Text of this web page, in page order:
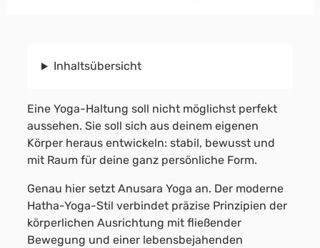
Inhaltsübersicht
Eine Yoga-Haltung soll nicht möglichst perfekt
aussehen. Sie soll sich aus deinem eigenen
Körper heraus entwickeln: stabil, bewusst und
mit Raum für deine ganz persönliche Form.
Genau hier setzt Anusara Yoga an. Der moderne
Hatha-Yoga-Stil verbindet präzise Prinzipien der
körperlichen Ausrichtung mit fließender
Bewegung und einer lebensbejahenden